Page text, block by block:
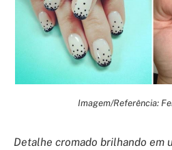
Imagem/Referência:
Detalhe cromado brilhando em